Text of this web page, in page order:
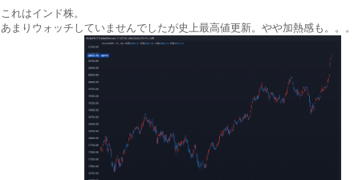
これはインド株。
あまりウォッチしていませんでしたが史上最高値更新。やや加熱感も。。。